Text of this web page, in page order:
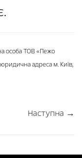
особа ТОВ «Пежо
адреса м. Київ,
Наступна →